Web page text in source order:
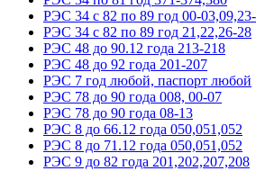
РЭС 34 с 82 по 89 год 00-
РЭС 34 с 82 по 89 год 21,22,26-28
РЭС 48 до 90.12 года 213-218
РЭС 48 до 92 года 201-207
РЭС 7 год любой, паспорт любой
РЭС 78 до 90 года 008, 00-07
РЭС 78 до 90 года 08-13
РЭС 8 до 66.12 года 050,051,052
РЭС 8 до 71.12 года 050,051,052
РЭС 9 до 82 года 201,202,207,208